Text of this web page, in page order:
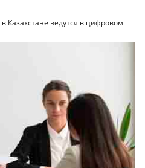
Казахстане ведутся в цифровом